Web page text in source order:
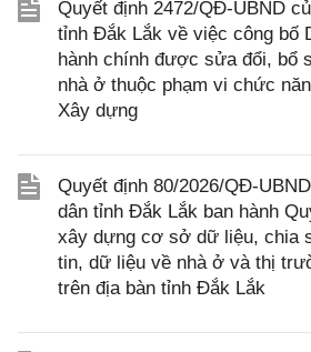
Quyết định 2472/QĐ-UBND
tỉnh Đắk Lắk về việc công bố
hành chính được sửa đổi, bổ
nhà ở thuộc phạm vi chức
Xây dựng
Quyết định 80/2026/QĐ-
dân tỉnh Đắk Lắk ban hành
xây dựng cơ sở dữ liệu, chia
tin, dữ liệu về nhà ở và thị
trên địa bàn tỉnh Đắk Lắk